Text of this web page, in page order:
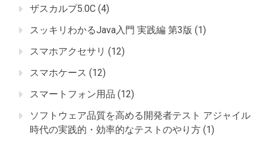
ザスカルプ5.0C (4)
スッキリわかるJava入門 実践編 第3版 (1)
スマホアクセサリ (12)
スマホケース (12)
スマートフォン用品 (12)
ソフトウェア品質を高める開発者テスト アジャイル
時代の実践的・効率的なテストのやり方 (1)